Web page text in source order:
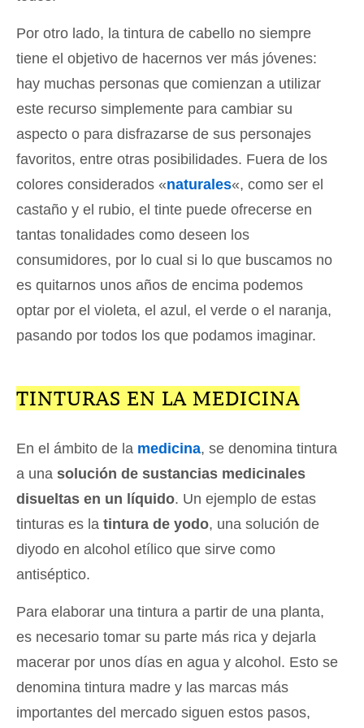
Por otro lado, la tintura de cabello no siempre
tiene el objetivo de hacernos ver más jóvenes:
hay muchas personas que comienzan a utilizar
este recurso simplemente para cambiar su
aspecto o para disfrazarse de sus personajes
favoritos, entre otras posibilidades. Fuera de los
colores considerados «naturales«, como ser el
castaño y el rubio, el tinte puede ofrecerse en
tantas tonalidades como deseen los
consumidores, por lo cual si lo que buscamos no
es quitarnos unos años de encima podemos
optar por el violeta, el azul, el verde o el naranja,
pasando por todos los que podamos imaginar.
TINTURAS EN LA MEDICINA
En el ámbito de la medicina, se denomina tintura
a una solución de sustancias medicinales
disueltas en un líquido. Un ejemplo de estas
tinturas es la tintura de yodo, una solución de
diyodo en alcohol etílico que sirve como
antiséptico.
Para elaborar una tintura a partir de una planta,
es necesario tomar su parte más rica y dejarla
macerar por unos días en agua y alcohol. Esto se
denomina tintura madre y las marcas más
importantes del mercado siguen estos pasos,